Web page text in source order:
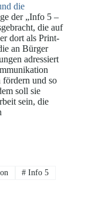
die
der „Info 5 –
die auf
dort als Print-
an Bürger
adressiert
fördern und so
soll sie
sein, die
# Info 5